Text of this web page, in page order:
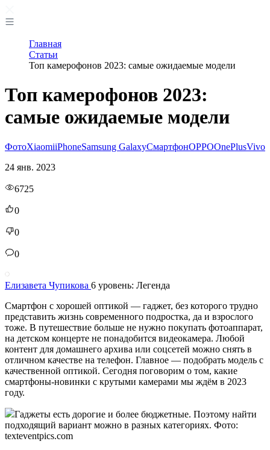
Главная
Статьи
Топ камерофонов 2023: самые ожидаемые модели
Топ камерофонов 2023:
самые ожидаемые модели
ФотоXiaomiiPhoneSamsung GalaxyСмартфонOPPOOnePlusVivo
24 янв. 2023
6725
0
0
0
Елизавета Чупикова 6 уровень: Легенда
Смартфон с хорошей оптикой — гаджет, без которого трудно
представить жизнь современного подростка, да и взрослого
тоже. В путешествие больше не нужно покупать фотоаппарат,
на детском концерте не понадобится видеокамера. Любой
контент для домашнего архива или соцсетей можно снять в
отличном качестве на телефон. Главное — подобрать модель с
качественной оптикой. Сегодня поговорим о том, какие
смартфоны-новинки с крутыми камерами мы ждём в 2023
году.
Гаджеты есть дорогие и более бюджетные. Поэтому найти
подходящий вариант можно в разных категориях. Фото:
texteventpics.com